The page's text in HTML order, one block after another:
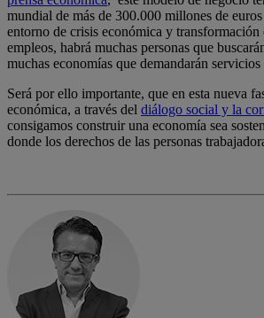
mundial de más de 300.000 millones de
entorno de crisis económica y transformación
empleos, habrá muchas personas que
muchas economías que demandarán
Será por ello importante, que en esta nueva
económica, a través del diálogo social y la
consigamos construir una economía sea
donde los derechos de las personas